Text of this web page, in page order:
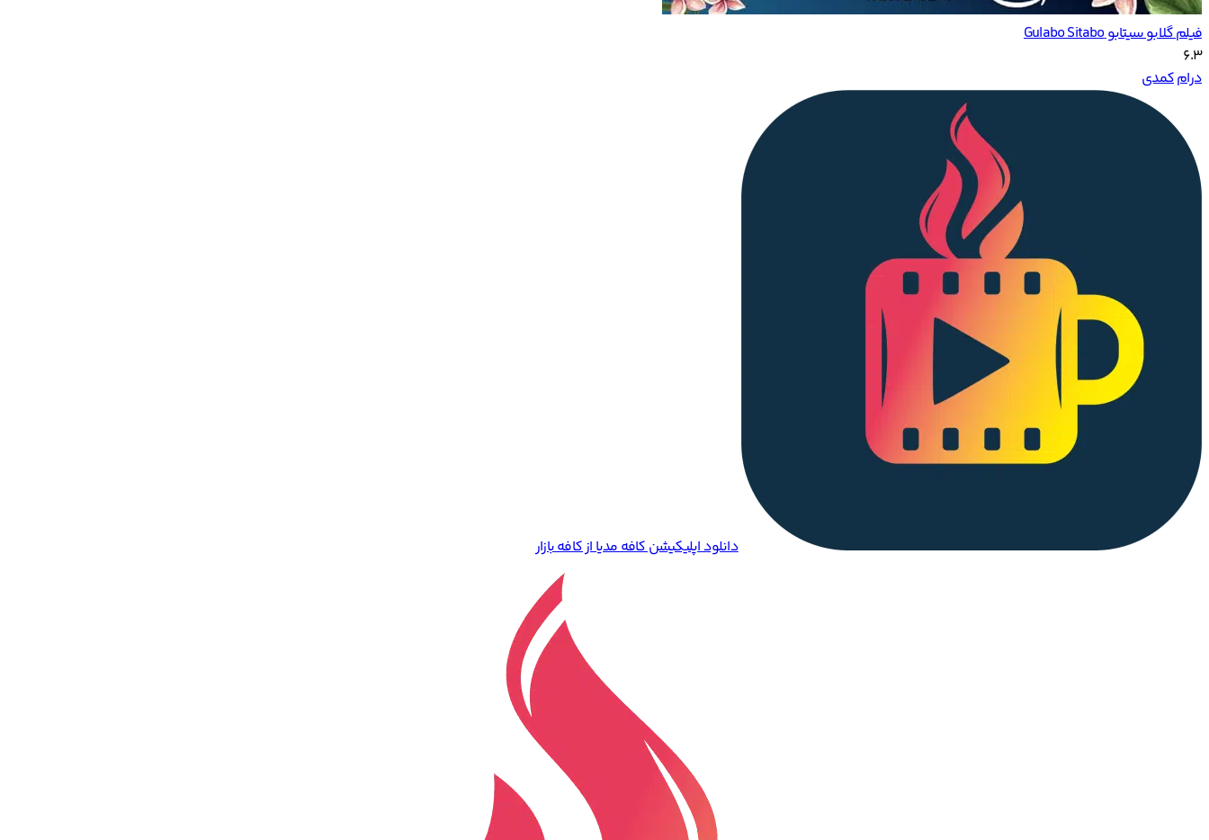
فیلم گلابو‌ سیتابو‌ Gulabo Sitabo
6.3
درامکمدی
دانلود اپلیکیشن کافه مدیا از کافه بازار